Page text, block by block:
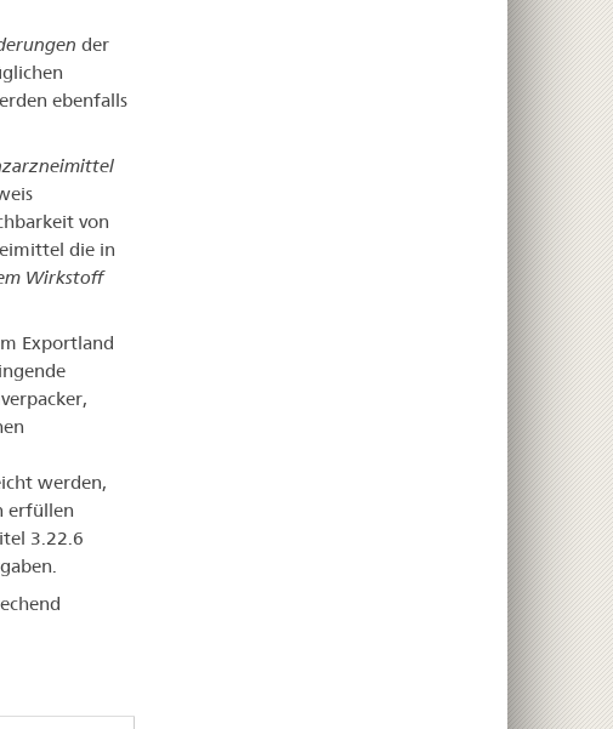
der
ebenfalls
von
die in
Wirkstoff
Exportland
werden,
erfüllen
3.22.6